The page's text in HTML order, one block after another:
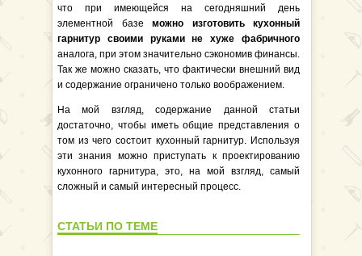
что при имеющейся на сегодняшний день
элементной базе можно изготовить кухонный
гарнитур своими руками не хуже фабричного
аналога, при этом значительно сэкономив финансы.
Так же можно сказать, что фактически внешний вид
и содержание ограничено только воображением.
На мой взгляд, содержание данной статьи
достаточно, чтобы иметь общие представления о
том из чего состоит кухонный гарнитур. Используя
эти знания можно приступать к проектированию
кухонного гарнитура, это, на мой взгляд, самый
сложный и самый интересный процесс.
СТАТЬИ ПО ТЕМЕ